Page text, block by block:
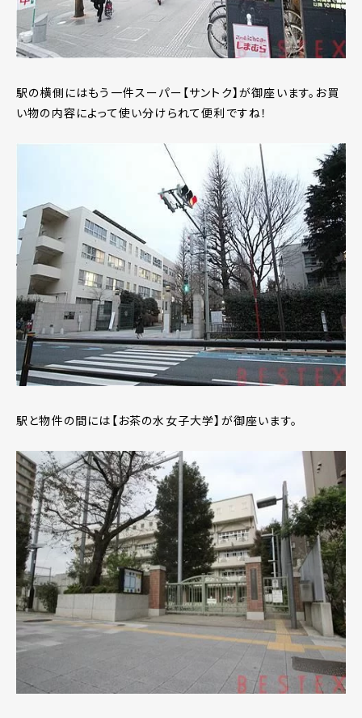
駅の横側にはもう一件スーパー【サントク】が御座います。お買
い物の内容によって使い分けられて便利ですね！
駅と物件の間には【お茶の水女子大学】が御座います。